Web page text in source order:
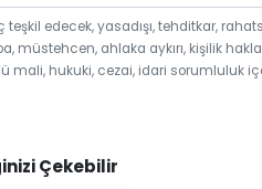
teşkil edecek, yasadışı, tehditkar,
müstehcen, ahlaka aykırı, kişilik
mali, hukuki, cezai, idari sorumluluk
Çekebilir